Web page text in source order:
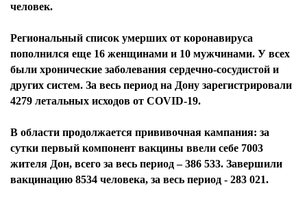
человек.
Региональный список умерших от коронавируса
пополнился еще 16 женщинами и 10 мужчинами. У всех
были хронические заболевания сердечно-сосудистой и
других систем. За весь период на Дону зарегистрировали
4279 летальных исходов от COVID-19.
В области продолжается прививочная кампания: за
сутки первый компонент вакцины ввели себе 7003
жителя Дон, всего за весь период – 386 533. Завершили
вакцинацию 8534 человека, за весь период - 283 021.